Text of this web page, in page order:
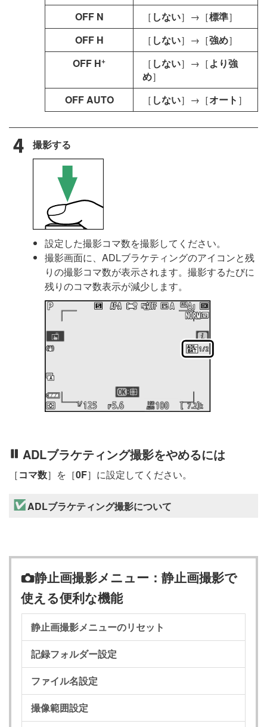
OFF N ［ しない］→［標準］
OFF H
［ しない］→［強め］
OFF H+ ［ しない］→［より強
め］
OFF AUTO
［ しない］→［オート ］
撮影する
設定した撮影コマ数を撮影してください。
撮影画面に、ADLブラケティングのアイコンと残
りの撮影コマ数が表示されます。撮影するたびに
残りのコマ数表示が減少します。
ADLブラケティング撮影をやめるには
［コマ数］を［0F］に設定してください。
ADLブラケティング撮影について
C静止画撮影メニュー：静止画撮影で
使える便利な機能
静止画撮影メニューのリセット
記録フォルダー設定
ファイル名設定
撮像範囲設定